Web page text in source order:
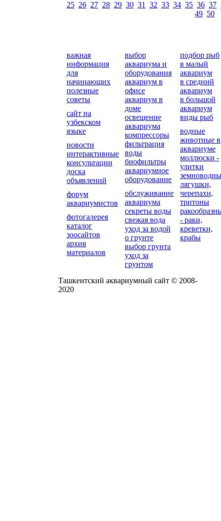
25 26 27 28 29 30 31 32 33 34 35 36 37
49 50
важная
информация
для
начинающих
полезные
советы
сайт на
узбекском
языке
новости
интерактивные
консультации
доска
объявлений
форум
аквариумистов
фотогалерея
каталог
зоосайтов
архив
материалов
выбор
аквариума и
оборудования
аквариум в
офисе
аквариум в
доме
освещение
аквариума
компрессоры
фильтрация
воды
биофильтры
аквариумное
оборудование
обслуживание
аквариума
секреты воды
свежая вода
уход за водой
о грунте
выбор грунта
уход за
грунтом
подбор рыб
в малый
аквариум
в средний
аквариум
в большой
аквариум
виды рыб
водные
животные в
аквариуме
моллюски -
улитки
лягушки,
черепахи,
тритоны
- раки,
креветки,
крабы
Ташкентский аквариумный сайт © 2008-
2020